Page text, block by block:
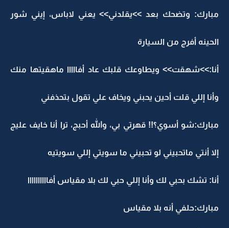
مبارك: وتضحك بعد >>يقلدني>> يعني لاباس، إيني شور
الحينه أفرج من السيارة
أنا:>>شهقت>> ويطاوعك قلبك عاد أفااااا ماهقيتها منك
وأنا إللي قلت أحين يحبني ويخاف علي تقول بتحذفني
مبارك:شو أسوي؟!! قهرتي بي، والله أحبج، ترا أنا خايف عليج
إلا أنتي ماتحبيني لو تحبيني ما سويتي إللي سويتيه
أنا: تشك بحبي لك وأنا إللي حبي لك بلا مقياس أفاااااااااا
مبارك:حلفي أنه بلا مقياس